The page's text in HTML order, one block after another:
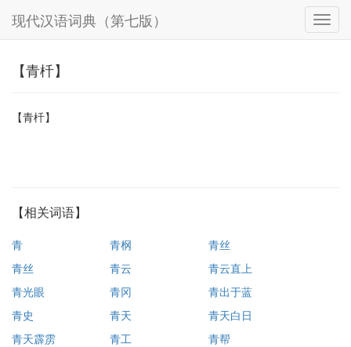
现代汉语词典（第七版）
【青杄】
【青杄】
【相关词语】
青 青㭎
青丝
青丝
青云
青云直上
青光眼
青冈
青出于蓝
青史
青天
青天白日
青天霹雳
青工 青帮